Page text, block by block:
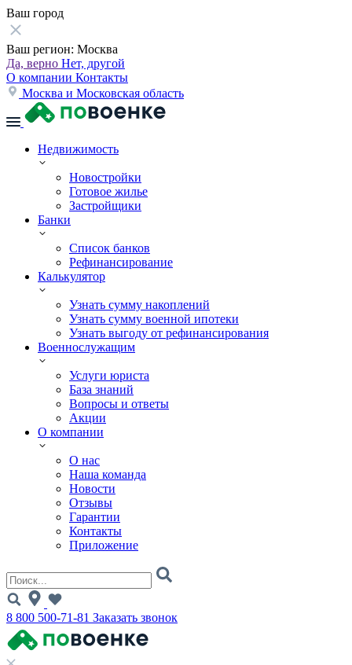
Ваш город
Ваш регион: Москва
Да, верно Нет, другой
О компании Контакты
Москва и Московская область
Недвижимость
Новостройки
Готовое жилье
Застройщики
Банки
Список банков
Рефинансирование
Калькулятор
Узнать сумму накоплений
Узнать сумму военной ипотеки
Узнать выгоду от рефинансирования
Военнослужащим
Услуги юриста
База знаний
Вопросы и ответы
Акции
О компании
О нас
Наша команда
Новости
Отзывы
Гарантии
Контакты
Приложение
8 800 500-71-81 Заказать звонок